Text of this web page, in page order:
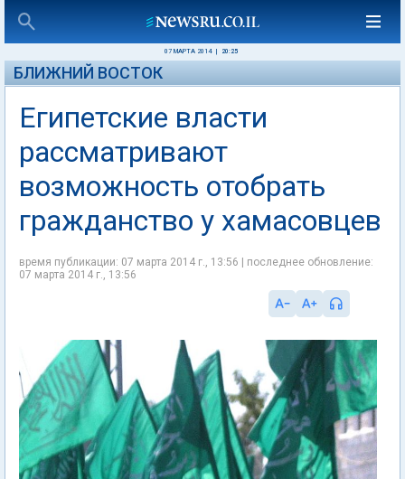
07 МАРТА 2014 20:25
БЛИЖНИЙ ВОСТОК
Египетские власти
рассматривают
возможность отобрать
гражданство у хамасовцев
время публикации: 07 марта 2014 г., 13:56 | последнее обновление:
07 марта 2014 г., 13:56